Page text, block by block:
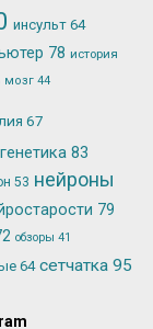
инсульт 64
78 история
мозг 44
67
83
53 нейроны
79
обзоры 41
64 сетчатка 95